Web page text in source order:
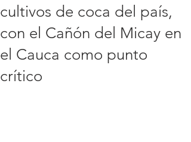
cultivos de coca del país,
con el Cañón del Micay en
el Cauca como punto
crítico